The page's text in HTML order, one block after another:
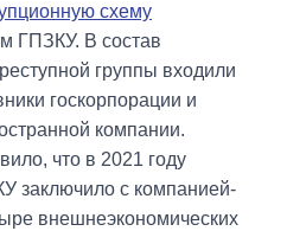
схему
ГПЗКУ. В состав
группы входили
госкорпорации и
компании.
что в 2021 году
заключило с компанией-
внешнеэкономических